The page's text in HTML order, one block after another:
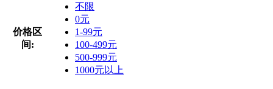
价格区
间:
不限
0元
1-99元
100-499元
500-999元
1000元以上